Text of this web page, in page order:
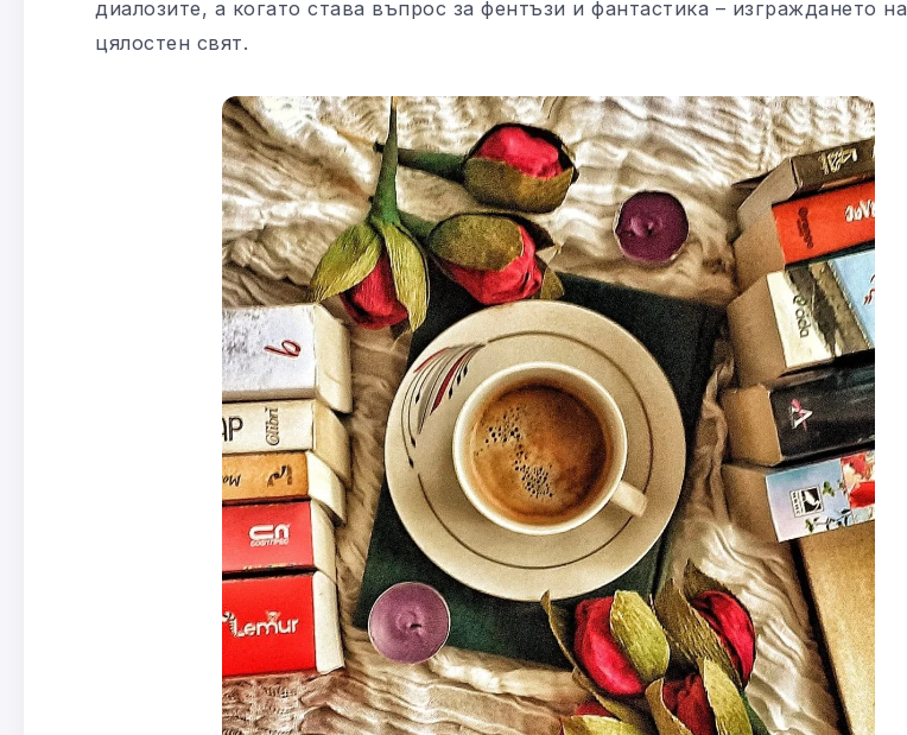
диалозите, а когато става въпрос за фентъзи и фантастика – изграждането на
цялостен свят.